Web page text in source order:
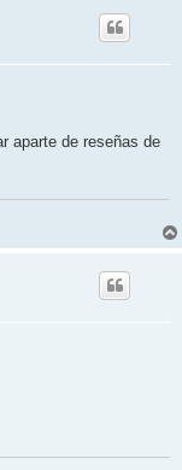
aparte de reseñas de